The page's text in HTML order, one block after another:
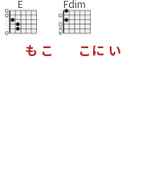
E
も こ
Fdim
こ に い